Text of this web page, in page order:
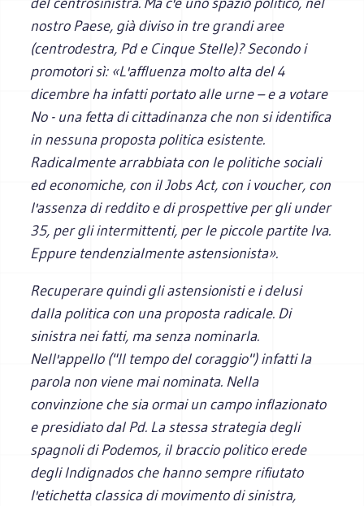
nostro Paese, già diviso in tre grandi aree
(centrodestra, Pd e Cinque Stelle)? Secondo i
promotori sì: «L'affluenza molto alta del 4
dicembre ha infatti portato alle urne – e a votare
No - una fetta di cittadinanza che non si identifica
in nessuna proposta politica esistente.
Radicalmente arrabbiata con le politiche sociali
ed economiche, con il Jobs Act, con i voucher, con
l'assenza di reddito e di prospettive per gli under
35, per gli intermittenti, per le piccole partite Iva.
Eppure tendenzialmente astensionista».
Recuperare quindi gli astensionisti e i delusi
dalla politica con una proposta radicale. Di
sinistra nei fatti, ma senza nominarla.
Nell'appello ("Il tempo del coraggio") infatti la
parola non viene mai nominata. Nella
convinzione che sia ormai un campo inflazionato
e presidiato dal Pd. La stessa strategia degli
spagnoli di Podemos, il braccio politico erede
degli Indignados che hanno sempre rifiutato
l'etichetta classica di movimento di sinistra,